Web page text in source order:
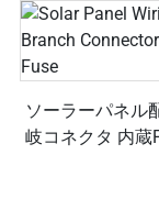
ソーラーパネル
岐コネクタ 内蔵